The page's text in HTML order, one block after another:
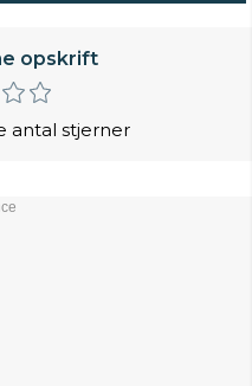
opskrift
antal stjerner